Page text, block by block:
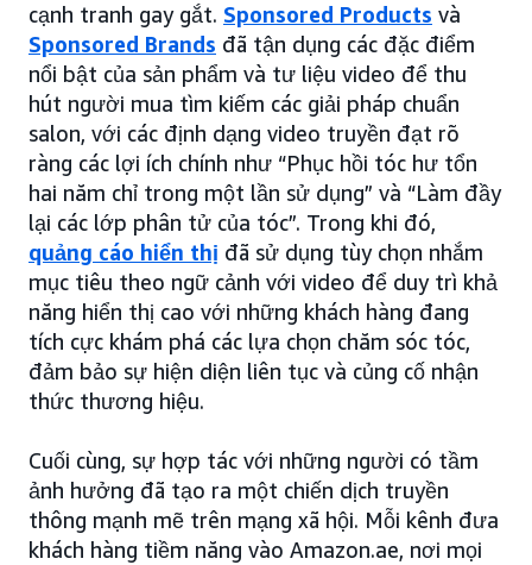
cạnh tranh gay gắt. Sponsored Products và
Sponsored Brands đã tận dụng các đặc điểm
nổi bật của sản phẩm và tư liệu video để thu
hút người mua tìm kiếm các giải pháp chuẩn
salon, với các định dạng video truyền đạt rõ
ràng các lợi ích chính như “Phục hồi tóc hư tổn
hai năm chỉ trong một lần sử dụng” và “Làm đầy
lại các lớp phân tử của tóc”. Trong khi đó,
quảng cáo hiển thị đã sử dụng tùy chọn nhắm
mục tiêu theo ngữ cảnh với video để duy trì khả
năng hiển thị cao với những khách hàng đang
tích cực khám phá các lựa chọn chăm sóc tóc,
đảm bảo sự hiện diện liên tục và củng cố nhận
thức thương hiệu.
Cuối cùng, sự hợp tác với những người có tầm
ảnh hưởng đã tạo ra một chiến dịch truyền
thông mạnh mẽ trên mạng xã hội. Mỗi kênh đưa
khách hàng tiềm năng vào Amazon.ae, nơi mọi